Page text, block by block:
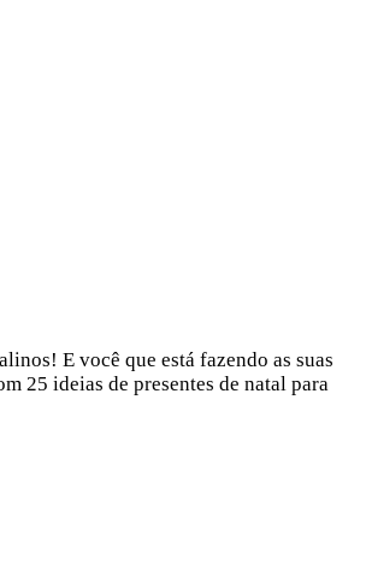
E você que está fazendo as suas
25 ideias de presentes de natal para